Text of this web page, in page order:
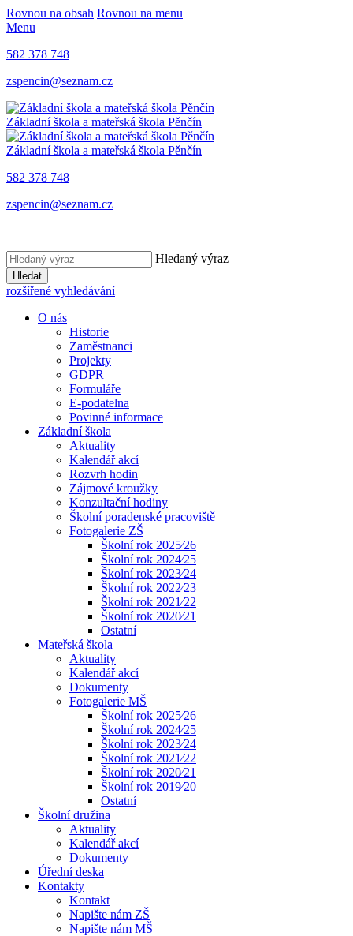
Rovnou na obsah Rovnou na menu
Menu
582 378 748
zspencin@seznam.cz
Základní škola a mateřská škola Pěnčín
Základní škola a mateřská škola Pěnčín
582 378 748
zspencin@seznam.cz
Hledaný výraz
Hledat
rozšířené vyhledávání
O nás
Historie
Zaměstnanci
Projekty
GDPR
Formuláře
E-podatelna
Povinné informace
Základní škola
Aktuality
Kalendář akcí
Rozvrh hodin
Zájmové kroužky
Konzultační hodiny
Školní poradenské pracoviště
Fotogalerie ZŠ
Školní rok 2025⁄26
Školní rok 2024⁄25
Školní rok 2023⁄24
Školní rok 2022⁄23
Školní rok 2021⁄22
Školní rok 2020⁄21
Ostatní
Mateřská škola
Aktuality
Kalendář akcí
Dokumenty
Fotogalerie MŠ
Školní rok 2025⁄26
Školní rok 2024⁄25
Školní rok 2023⁄24
Školní rok 2021⁄22
Školní rok 2020⁄21
Školní rok 2019⁄20
Ostatní
Školní družina
Aktuality
Kalendář akcí
Dokumenty
Úřední deska
Kontakty
Kontakt
Napište nám ZŠ
Napište nám MŠ